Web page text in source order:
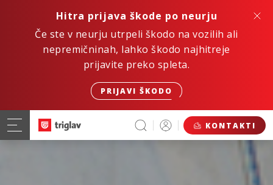
Hitra prijava škode po neurju
Če ste v neurju utrpeli škodo na vozilih ali
nepremičninah, lahko škodo najhitreje
prijavite preko spleta.
PRIJAVI ŠKODO
KONTAKTI